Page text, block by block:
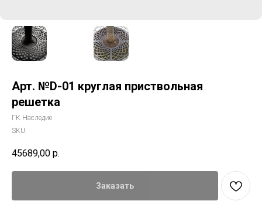
Арт. №D-01 круглая приствольная
решетка
ГК Наследие
SKU:
45689,00 р.
Заказать